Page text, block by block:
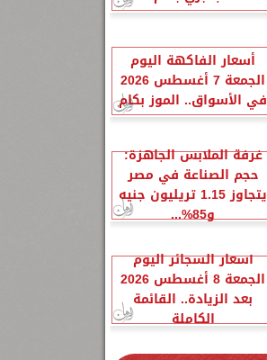
أسعار الفاكهة اليوم
الجمعة 7 أغسطس 2026
في الأسواق.. الموز بكام
غرفة الملابس الجاهزة:
حجم الصناعة في مصر
يتجاوز 1.15 تريليون جنيه
و85%...
أسعار السجائر اليوم
الجمعة 8 أغسطس 2026
بعد الزيادة.. القائمة
الكاملة